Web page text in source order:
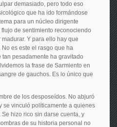
demasiado, pero todo eso
que ha ido formándose
para un núcleo dirigente
de sentimiento reconociendo
Y para ello hay que
es este el rasgo que ha
pesadamente ha gravitado
la frase de Sarmiento en
de gauchos. Es lo único que
de los desposeídos. No abjuró
se vinculó políticamente a quienes
hizo rico sin darse cuenta, y
de su historia personal no